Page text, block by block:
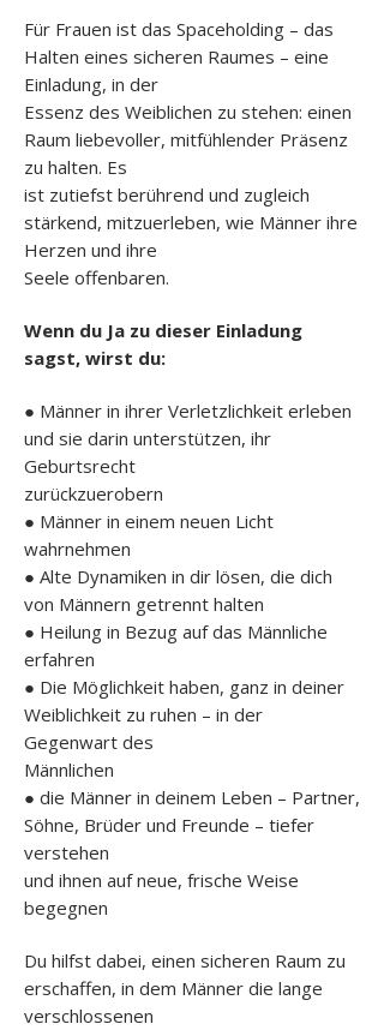
Für Frauen ist das Spaceholding – das
Halten eines sicheren Raumes – eine
Einladung, in der
Essenz des Weiblichen zu stehen: einen
Raum liebevoller, mitfühlender Präsenz
zu halten. Es
ist zutiefst berührend und zugleich
stärkend, mitzuerleben, wie Männer ihre
Herzen und ihre
Seele offenbaren.
Wenn du Ja zu dieser Einladung
sagst, wirst du:
● Männer in ihrer Verletzlichkeit erleben
und sie darin unterstützen, ihr
Geburtsrecht
zurückzuerobern
● Männer in einem neuen Licht
wahrnehmen
● Alte Dynamiken in dir lösen, die dich
von Männern getrennt halten
● Heilung in Bezug auf das Männliche
erfahren
● Die Möglichkeit haben, ganz in deiner
Weiblichkeit zu ruhen – in der
Gegenwart des
Männlichen
● die Männer in deinem Leben – Partner,
Söhne, Brüder und Freunde – tiefer
verstehen
und ihnen auf neue, frische Weise
begegnen
Du hilfst dabei, einen sicheren Raum zu
erschaffen, in dem Männer die lange
verschlossenen